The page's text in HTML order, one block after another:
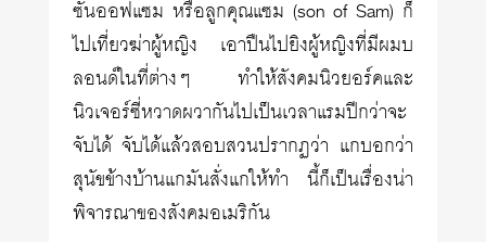
ซันออฟแซม หรือลูกคุณแซม (son of Sam) ก็
ไปเที่ยวฆ่าผู้หญิง เอาปืนไปยิงผู้หญิงที่มีผมบ
ลอนด์ในที่ต่างๆ ทำให้สังคมนิวยอร์คและ
นิวเจอร์ซี่หวาดผวากันไปเป็นเวลาแรมปีกว่าจะ
จับได้ จับได้แล้วสอบสวนปรากฏว่า แกบอกว่า
สุนัขข้างบ้านแกมันสั่งแกให้ทำ นี้ก็เป็นเรื่องน่า
พิจารณาของสังคมอเมริกัน